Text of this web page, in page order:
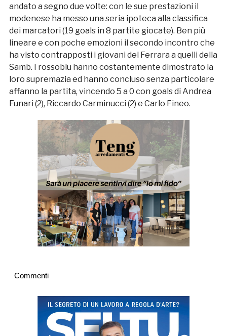
andato a segno due volte: con le sue prestazioni il
modenese ha messo una seria ipoteca alla classifica
dei marcatori (19 goals in 8 partite giocate). Ben più
lineare e con poche emozioni il secondo incontro che
ha visto contrapposti i giovani del Ferrara a quelli della
Samb. I rossoblu hanno costantemente dimostrato la
loro supremazia ed hanno concluso senza particolare
affanno la partita, vincendo 5 a 0 con goals di Andrea
Funari (2), Riccardo Carminucci (2) e Carlo Fineo.
Commenti